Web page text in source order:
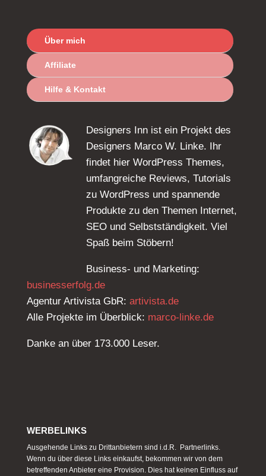
Über mich
Affiliate
Hilfe & Kontakt
Designers Inn ist ein Projekt des
Designers Marco W. Linke. Ihr
findet hier WordPress Themes,
umfangreiche Reviews, Tutorials
zu WordPress und spannende
Produkte zu den Themen Internet,
SEO und Selbstständigkeit. Viel
Spaß beim Stöbern!
Business- und Marketing:
businesserfolg.de
Agentur Artivista GbR: artivista.de
Alle Projekte im Überblick: marco-linke.de
Danke an über 173.000 Leser.
WERBELINKS
Ausgehende Links zu Drittanbietern sind i.d.R. Partnerlinks.
Wenn du über diese Links einkaufst, bekommen wir von dem
betreffenden Anbieter eine Provision. Dies hat keinen Einfluss auf